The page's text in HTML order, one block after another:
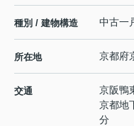
種別 / 建物構造 中古一
所在地 京都府
交通 京阪鴨
京都地
分